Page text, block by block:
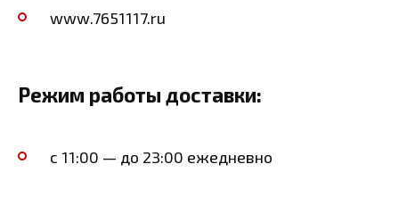
www.7651117.ru
Режим работы доставки:
с 11:00 — до 23:00 ежедневно